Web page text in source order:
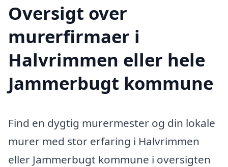
Oversigt over
murerfirmaer i
Halvrimmen eller hele
Jammerbugt kommune
Find en dygtig murermester og din lokale
murer med stor erfaring i Halvrimmen
eller Jammerbugt kommune i oversigten